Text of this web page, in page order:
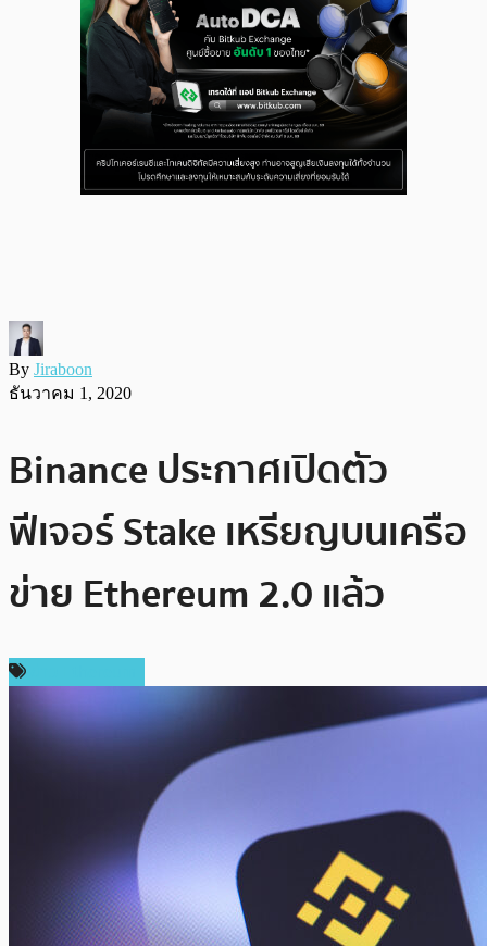
By Jiraboon
ธันวาคม 1, 2020
Binance ประกาศเปิดตัว
ฟีเจอร์ Stake เหรียญบนเครือ
ข่าย Ethereum 2.0 แล้ว